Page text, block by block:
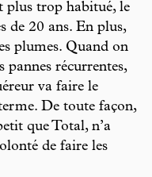
plus trop habitué, le
de 20 ans. En plus,
plumes. Quand on
pannes récurrentes,
va faire le
De toute façon,
que Total, n’a
de faire les